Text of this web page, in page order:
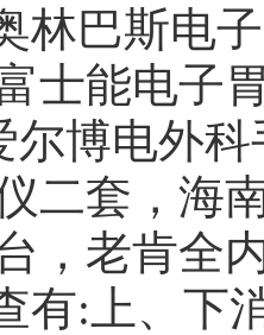
林巴斯电
士能电子
尔博电外
二套，海
，老肯全
有:上、下